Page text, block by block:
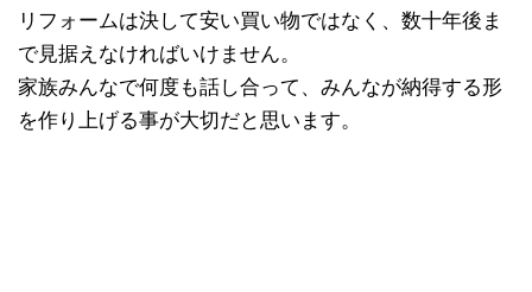
リフォームは決して安い買い物ではなく、数十年後ま
で見据えなければいけません。
家族みんなで何度も話し合って、みんなが納得する形
を作り上げる事が大切だと思います。